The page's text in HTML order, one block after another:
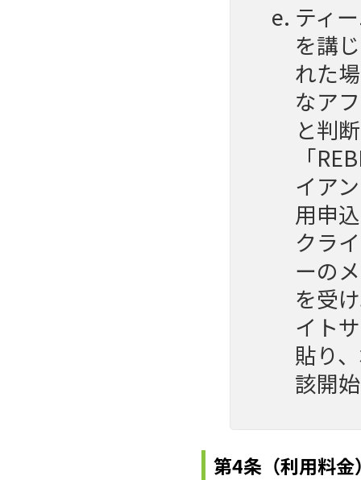
ティ
を講
れた
なア
と判
「
イア
用申
クラ
ーの
を受
イト
貼り
該開
第4条（利用料金